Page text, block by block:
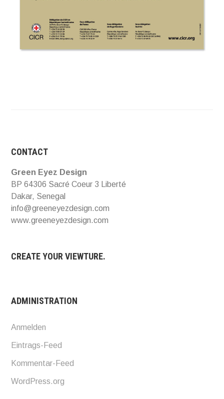
CONTACT
Green Eyez Design
BP 64306 Sacré Coeur 3 Liberté
Dakar, Senegal
info@greeneyezdesign.com
www.greeneyezdesign.com
CREATE YOUR VIEWTURE.
ADMINISTRATION
Anmelden
Eintrags-Feed
Kommentar-Feed
WordPress.org